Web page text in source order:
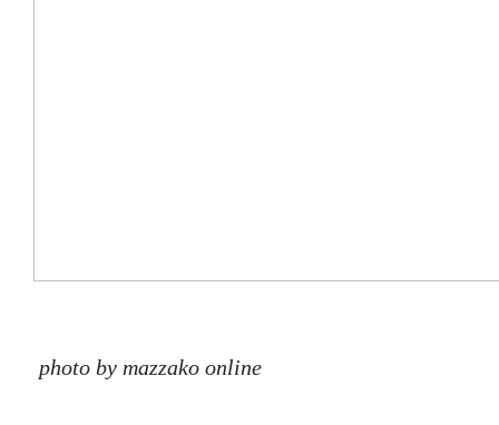
photo by mazzako online